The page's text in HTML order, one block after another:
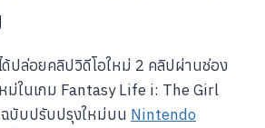
ด้ปล่อยคลิปวิดีโอใหม่ 2 คลิปผ่านช่อง
ม่ในเกม Fantasy Life i: The Girl
บับปรับปรุงใหม่บน Nintendo